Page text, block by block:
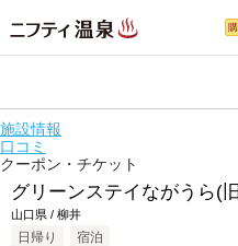
施設情報
口コミ
クーポン・チケット
グリーンステイながうら(
山口県 / 柳井
日帰り 宿泊